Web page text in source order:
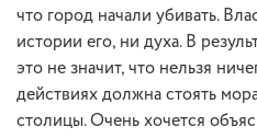
что город начали убивать.
истории его, ни духа. В
это не значит, что нельзя
действиях должна стоять
столицы. Очень хочется